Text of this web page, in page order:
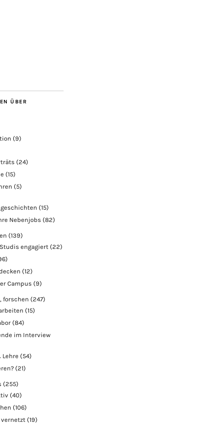
ÜBER
(9)
(24)
(15)
(5)
(15)
Nebenjobs (82)
(139)
engagiert (22)
(12)
Campus (9)
forschen (247)
(15)
(84)
im Interview
(54)
(21)
(255)
(40)
(106)
(19)